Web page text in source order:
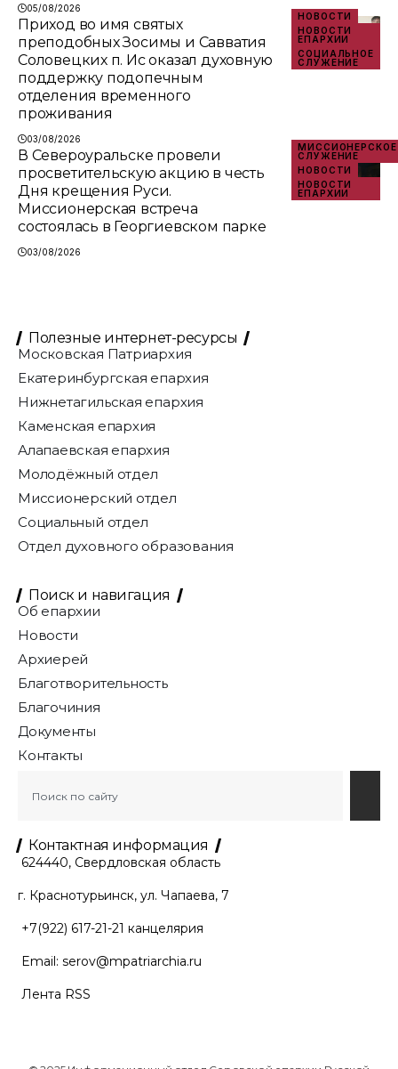
05/08/2026
НОВОСТИ
НОВОСТИ
ЕПАРХИИ
СОЦИАЛЬНОЕ
СЛУЖЕНИЕ
Приход во имя святых
преподобных Зосимы и Савватия
Соловецких п. Ис оказал духовную
поддержку подопечным
отделения временного
проживания
03/08/2026
МИССИОНЕРСКОЕ
СЛУЖЕНИЕ
НОВОСТИ
НОВОСТИ
ЕПАРХИИ
В Североуральске провели
просветительскую акцию в честь
Дня крещения Руси.
Миссионерская встреча
состоялась в Георгиевском парке
03/08/2026
Полезные интернет-ресурсы
Московская Патриархия
Екатеринбургская епархия
Нижнетагильская епархия
Каменская епархия
Алапаевская епархия
Молодёжный отдел
Миссионерский отдел
Социальный отдел
Отдел духовного образования
Поиск и навигация
Об епархии
Новости
Архиерей
Благотворительность
Благочиния
Документы
Контакты
Контактная информация
624440, Свердловская область
г. Краснотурьинск, ул. Чапаева, 7
+7(922) 617-21-21 канцелярия
Email: serov@mpatriarchia.ru
Лента RSS